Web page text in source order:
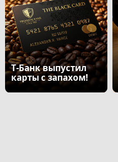
Т-Банк выпустил
карты с запахом!